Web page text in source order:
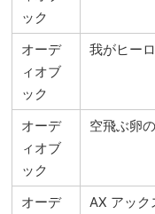
ック
オーデ
ィオブ
ック
我がヒー
オーデ
ィオブ
ック
空飛ぶ卵
オーデ
AX アック